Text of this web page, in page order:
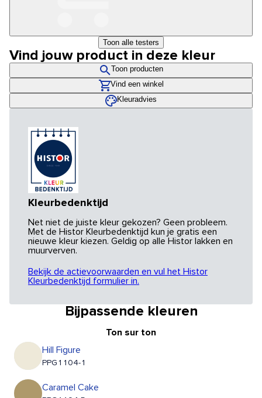
Toon alle testers
Vind jouw product in deze kleur
Toon producten
Vind een winkel
Kleuradvies
Kleurbedenktijd
Net niet de juiste kleur gekozen? Geen probleem.
Met de Histor Kleurbedenktijd kun je gratis een
nieuwe kleur kiezen. Geldig op alle Histor lakken en
muurverven.
Bekijk de actievoorwaarden en vul het Histor
Kleurbedenktijd formulier in.
Bijpassende kleuren
Ton sur ton
Hill Figure
PPG1104-1
Caramel Cake